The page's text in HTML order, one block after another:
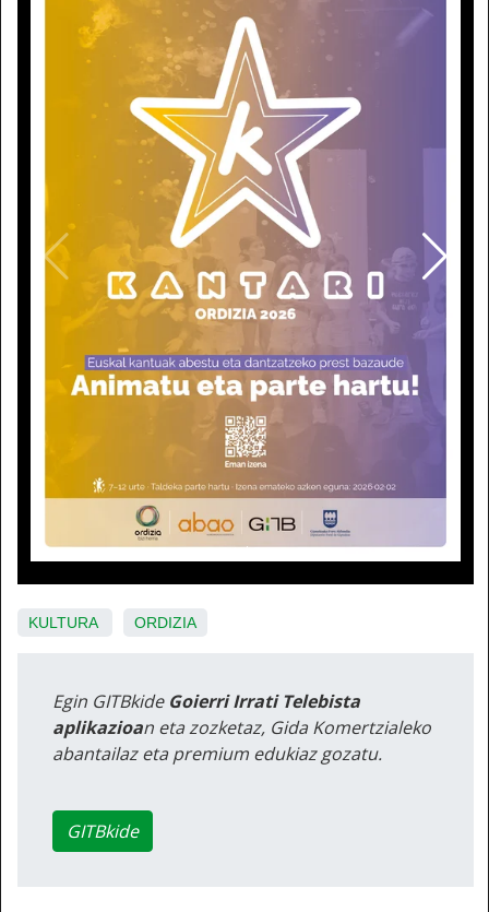
KULTURA ORDIZIA
Egin GITBkide Goierri Irrati Telebista
aplikazioan eta zozketaz, Gida Komertzialeko
abantailaz eta premium edukiaz gozatu.
GITBkide